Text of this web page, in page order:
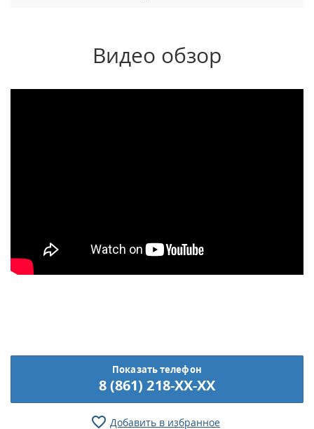
Видео обзор
Показать телефон
8 (861) 218-XX-XX
Добавить в избранное